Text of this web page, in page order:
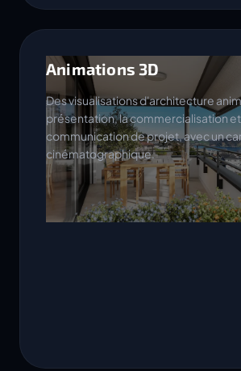
Animations 3D
Des visualisations d'architecture
présentation, la commercialisation et
communication de projet, avec un
cinématographique.